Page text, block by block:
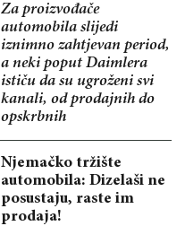
Za proizvođače
automobila slijedi
iznimno zahtjevan period,
a neki poput Daimlera
ističu da su ugroženi svi
kanali, od prodajnih do
opskrbnih
Njemačko tržište
automobila: Dizelaši ne
posustaju, raste im
prodaja!